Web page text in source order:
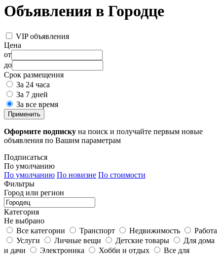
Объявления в Городце
VIP объявления
Цена
от
до
Срок размещения
За 24 часа
За 7 дней
За все время
Применить
Оформите подписку на поиск и получайте первым новые
объявления по Вашим параметрам
Подписаться
По умолчанию
По умолчанию По новизне По стоимости
Фильтры
Город или регион
Категория
Не выбрано
Все категории
Транспорт Недвижимость
Работа
Услуги
Личные вещи Детские товары
Для дома
и дачи
Электроника Хобби и отдых
Все для